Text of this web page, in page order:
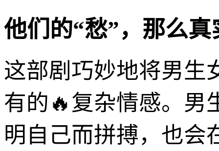
他们的“愁”，那么
这部剧巧妙地将男生
有的🔥复杂情感。男
明自己而拼搏，也会